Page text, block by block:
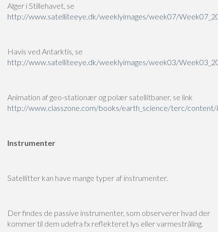
Alger i Stillehavet, se
http://www.satelliteeye.dk/weeklyimages/week07/
Havis ved Antarktis, se
http://www.satelliteeye.dk/weeklyimages/week03/
Animation af geo-stationær og polær satellitbaner, se link
http://www.classzone.com/books/earth_science/terc/content/
Instrumenter
Satellitter kan have mange typer af instrumenter.
Der findes de passive instrumenter, som observerer hvad der
kommer til dem udefra fx reflekteret lys eller varmestråling.